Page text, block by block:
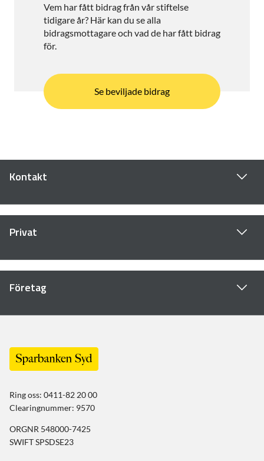
Vem har fått bidrag från vår stiftelse
tidigare år? Här kan du se alla
bidragsmottagare och vad de har fått bidrag
för.
Se beviljade bidrag
Kontakt
Privat
Företag
Ring oss: 0411-82 20 00
Clearingnummer: 9570
ORGNR 548000-7425
SWIFT SPSDSE23